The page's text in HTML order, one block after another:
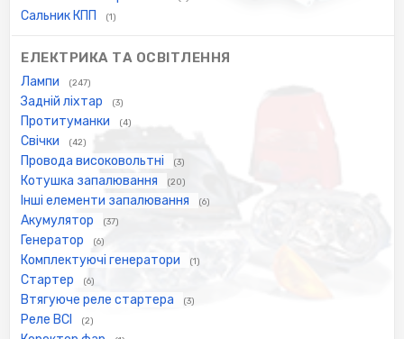
Сальник КПП (1)
ЕЛЕКТРИКА ТА ОСВІТЛЕННЯ
Лампи (247)
Задній ліхтар (3)
Протитуманки (4)
Свічки (42)
Провода високовольтні (3)
Котушка запалювання (20)
Інші елементи запалювання (6)
Акумулятор (37)
Генератор (6)
Комплектуючі генератори (1)
Стартер (6)
Втягуюче реле стартера (3)
Реле ВСІ (2)